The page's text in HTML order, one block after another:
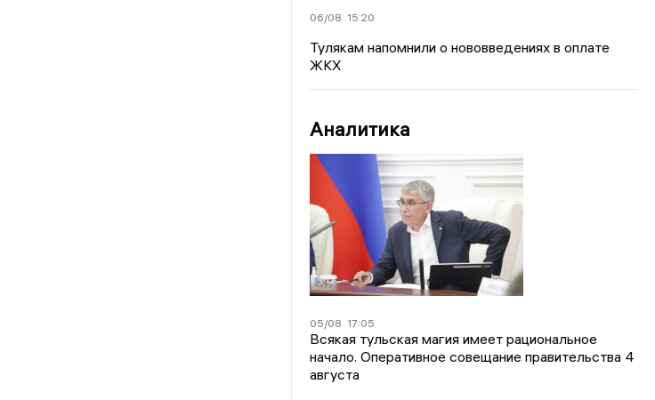
06/08 15:20
Тулякам напомнили о нововведениях в оплате
ЖКХ
Аналитика
05/08 17:05
Всякая тульская магия имеет рациональное
начало. Оперативное совещание правительства 4
августа